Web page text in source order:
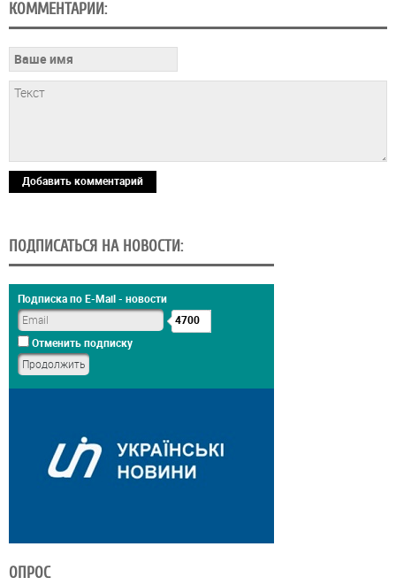
КОММЕНТАРИИ:
Добавить комментарий
ПОДПИСАТЬСЯ НА НОВОСТИ:
Подписка по E-Mail - новости
4700
Отменить подписку
ОПРОС